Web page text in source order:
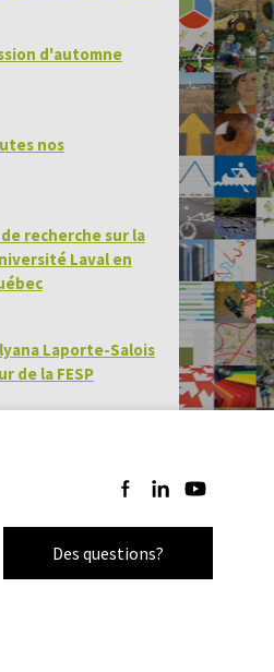
d'automne
nos
recherche sur la
Laval en
Laporte-Salois
de la FESP
Suivez-nous sur
Suivez-nous sur
Suivez-nous
Des questions?